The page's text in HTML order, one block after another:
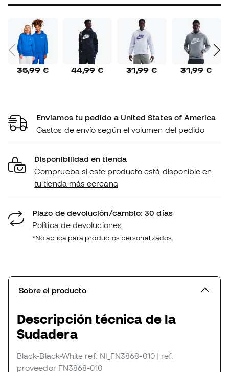
35,99 € 44,99 € 31,99 € 31,99 €
Enviamos tu pedido a United States of America
Gastos de envío según el volumen del pedido
Disponibilidad en tienda
Comprueba si este producto está disponible en
tu tienda más cercana
Plazo de devolución/cambio: 30 días
Política de devoluciones
*No aplica para productos personalizados.
Sobre el producto
Descripción técnica de la
Sudadera
Black-Black-White ref. NI_FN3868-010 | ref.
proveedor FN3868-010